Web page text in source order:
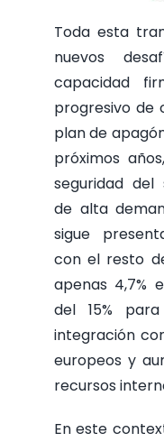
Toda esta
nuevos
capacidad
progresivo de
plan de
próximos
seguridad del
de alta
sigue
con el resto
apenas 4,7%
del 15%
integración
europeos y
recursos
En este